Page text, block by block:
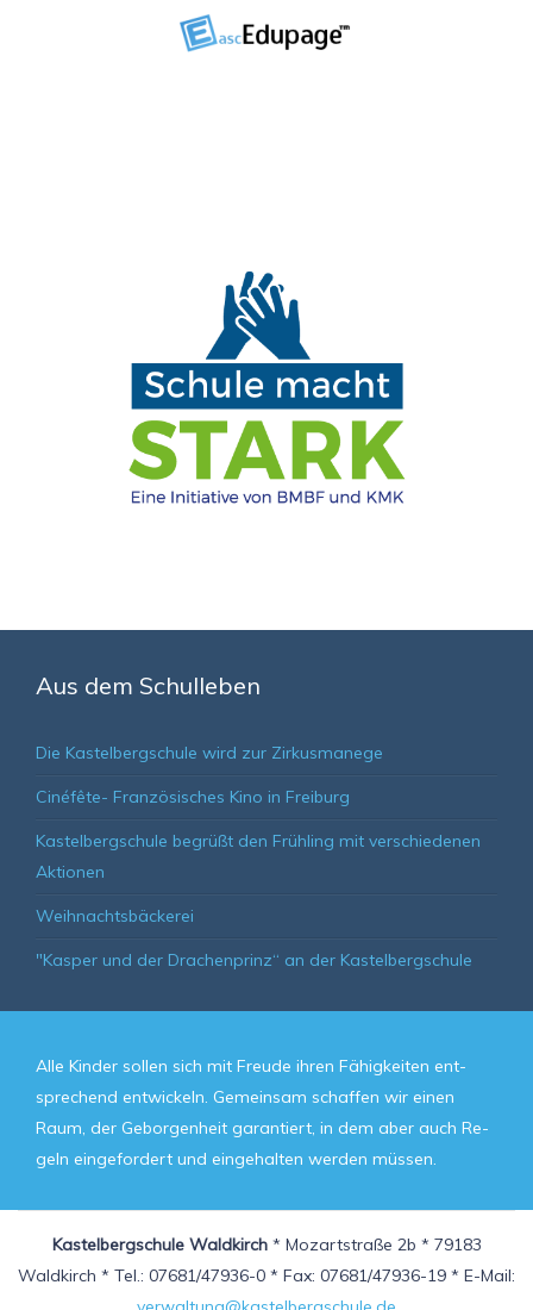
Aus dem Schulleben
Die Kastelbergschule wird zur Zirkusmanege
Cinéfête- Französisches Kino in Freiburg
Kastelbergschule begrüßt den Frühling mit verschiedenen
Aktionen
Weihnachtsbäckerei
"Kasper und der Drachenprinz“ an der Kastelbergschule
Alle Kin­der sol­len sich mit Freu­de ih­ren Fä­hig­kei­ten ent­
spre­chend ent­wickeln. Ge­mein­sam schaf­fen wir ei­nen
Raum, der Ge­bor­gen­heit ga­ran­tiert, in dem aber auch Re­
geln ein­ge­for­dert und ein­ge­hal­ten wer­den müs­sen.
Kastelbergschule Waldkirch* Mozartstraße 2b * 79183
Waldkirch * Tel.: 07681/47936-0 * Fax: 07681/47936-19 * E-Mail: